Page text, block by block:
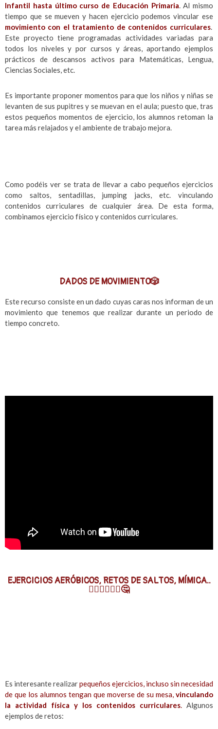
Infantil hasta último curso de Educación Primaria. Al mismo
tiempo que se mueven y hacen ejercicio podemos vincular ese
movimiento con el tratamiento de contenidos curriculares.
Este proyecto tiene programadas actividades variadas para
todos los niveles y por cursos y áreas, aportando ejemplos
prácticos de descansos activos para Matemáticas, Lengua,
Ciencias Sociales, etc.
Es importante proponer momentos para que los niños y niñas se
levanten de sus pupitres y se muevan en el aula; puesto que, tras
estos pequeños momentos de ejercicio, los alumnos retoman la
tarea más relajados y el ambiente de trabajo mejora.
Como podéis ver se trata de llevar a cabo pequeños ejercicios
como saltos, sentadillas, jumping jacks, etc. vinculando
contenidos curriculares de cualquier área. De esta forma,
combinamos ejercicio físico y contenidos curriculares.
DADOS DE MOVIMIENTO🎲
Este recurso consiste en un dado cuyas caras nos informan de un
movimiento que tenemos que realizar durante un periodo de
tiempo concreto.
EJERCICIOS AERÓBICOS, RETOS DE SALTOS, MÍMICA..
🤸🏾‍♀️🏃🏾‍♂️🤔
Es interesante realizarpequeños ejercicios, incluso sin necesidad
de que los alumnos tengan que moverse de su mesa, vinculando
la actividad física y los contenidos curriculares. Algunos
ejemplos de retos: